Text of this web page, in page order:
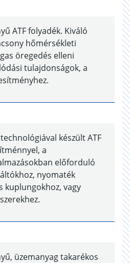
ATF folyadék. Kiváló
hőmérsékleti
öregedés elleni
tulajdonságok, a
készült ATF
a
előforduló
nyomaték
kuplungokhoz, vagy
üzemanyag takarékos